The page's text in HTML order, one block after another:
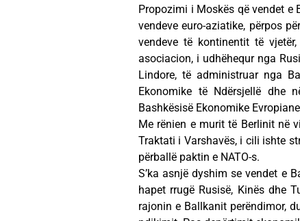
Propozimi i Moskës që vendet e
vendeve euro-aziatike, përpos
vendeve të kontinentit të
asociacion, i udhëhequr nga
Lindore, të administruar nga
Ekonomike të Ndërsjellë dhe
Bashkësisë Ekonomike
Me rënien e murit të Berlinit në
Traktati i Varshavës, i cili ishte
përballë paktin e NATO-s.
S’ka asnjë dyshim se vendet e
hapet rrugë Rusisë, Kinës dhe
rajonin e Ballkanit perëndimor,